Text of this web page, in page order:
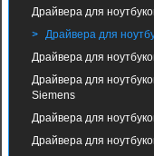
Драйвера для
Драйвера для
Драйвера для
Драйвера для
Siemens
Драйвера для
Драйвера для